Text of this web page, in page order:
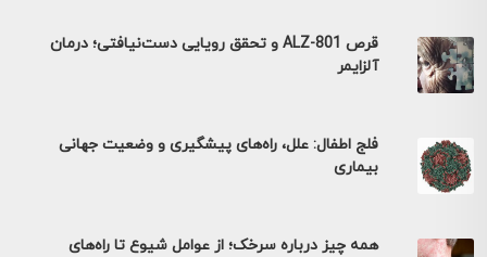
قرص ALZ-801 و تحقق رویایی دست‌نیافتی؛ درمان
آلزایمر
فلج اطفال: علل، راه‌های پیشگیری و وضعیت جهانی
بیماری
همه چیز درباره سرخک؛ از عوامل شیوع تا راه‌های